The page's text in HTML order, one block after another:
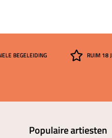
BEGELEIDING RUIM 18
Populaire artiesten